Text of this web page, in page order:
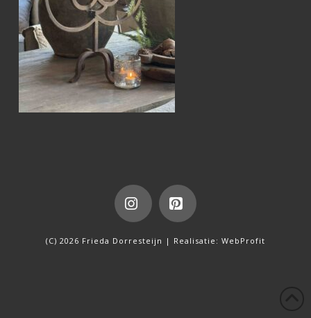
InstagramPinterest
(C) 2026 Frieda Dorresteijn | Realisatie: WebProfit